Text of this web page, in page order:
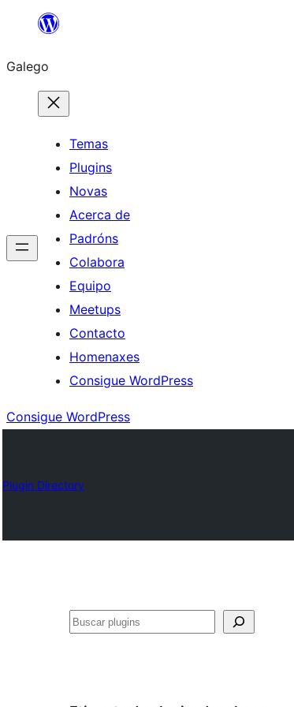
Saltar
contido
Galego
Temas
Plugins
Novas
Acerca de
Padróns
Colabora
Equipo
Meetups
Contacto
Homenaxes
Consigue WordPress
Consigue WordPress
Plugin Directory
Buscar